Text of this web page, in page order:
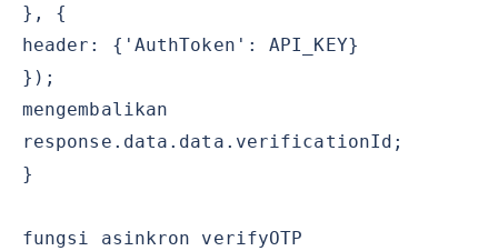
}, {
header: {'AuthToken': API_KEY}
});
mengembalikan
response.data.data.verificationId;
}
fungsi asinkron verifyOTP